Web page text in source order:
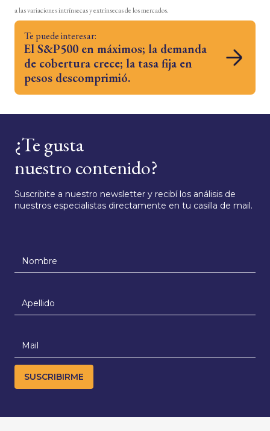
a las variaciones intrínsecas y extrínsecas de los mercados.
Te puede interesar:
El S&P500 en máximos; la demanda
de cobertura crece; la tasa fija en
pesos descomprimió.
¿Te gusta
nuestro contenido?
Suscribite a nuestro newsletter y recibí los análisis de
nuestros especialistas directamente en tu casilla de mail.